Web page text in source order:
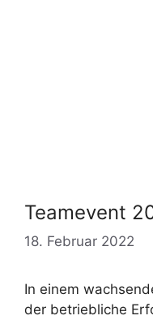
Teamevent
18. Februar 2022
In einem
der betriebliche